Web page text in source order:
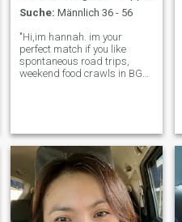
Suche: Männlich 36 - 56
"Hi,im hannah. im your
perfect match if you like
spontaneous road trips,
weekend food crawls in BGC,
good at whipping up a mean
plate of siniga